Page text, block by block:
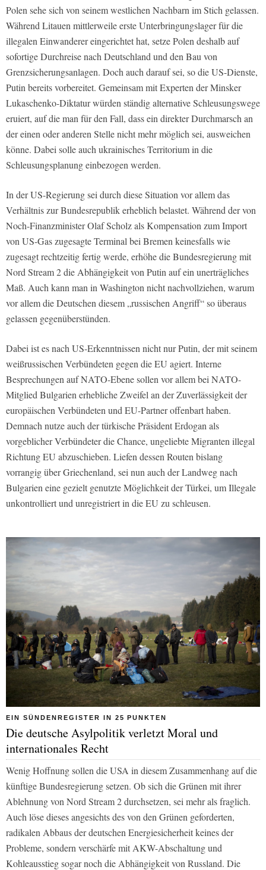
Polen sehe sich von seinem westlichen Nachbarn im Stich gelassen.
Während Litauen mittlerweile erste Unterbringungslager für die
illegalen Einwanderer eingerichtet hat, setze Polen deshalb auf
sofortige Durchreise nach Deutschland und den Bau von
Grenzsicherungsanlagen. Doch auch darauf sei, so die US-Dienste,
Putin bereits vorbereitet. Gemeinsam mit Experten der Minsker
Lukaschenko-Diktatur würden ständig alternative Schleusungswege
eruiert, auf die man für den Fall, dass ein direkter Durchmarsch an
der einen oder anderen Stelle nicht mehr möglich sei, ausweichen
könne. Dabei solle auch ukrainisches Territorium in die
Schleusungsplanung einbezogen werden.
In der US-Regierung sei durch diese Situation vor allem das
Verhältnis zur Bundesrepublik erheblich belastet. Während der von
Noch-Finanzminister Olaf Scholz als Kompensation zum Import
von US-Gas zugesagte Terminal bei Bremen keinesfalls wie
zugesagt rechtzeitig fertig werde, erhöhe die Bundesregierung mit
Nord Stream 2 die Abhängigkeit von Putin auf ein unerträgliches
Maß. Auch kann man in Washington nicht nachvollziehen, warum
vor allem die Deutschen diesem „russischen Angriff“ so überaus
gelassen gegenüberstünden.
Dabei ist es nach US-Erkenntnissen nicht nur Putin, der mit seinem
weißrussischen Verbündeten gegen die EU agiert. Interne
Besprechungen auf NATO-Ebene sollen vor allem bei NATO-
Mitglied Bulgarien erhebliche Zweifel an der Zuverlässigkeit der
europäischen Verbündeten und EU-Partner offenbart haben.
Demnach nutze auch der türkische Präsident Erdogan als
vorgeblicher Verbündeter die Chance, ungeliebte Migranten illegal
Richtung EU abzuschieben. Liefen dessen Routen bislang
vorrangig über Griechenland, sei nun auch der Landweg nach
Bulgarien eine gezielt genutzte Möglichkeit der Türkei, um Illegale
unkontrolliert und unregistriert in die EU zu schleusen.
EIN SÜNDENREGISTER IN 25 PUNKTEN
Die deutsche Asylpolitik verletzt Moral und
internationales Recht
Wenig Hoffnung sollen die USA in diesem Zusammenhang auf die
künftige Bundesregierung setzen. Ob sich die Grünen mit ihrer
Ablehnung von Nord Stream 2 durchsetzen, sei mehr als fraglich.
Auch löse dieses angesichts des von den Grünen geforderten,
radikalen Abbaus der deutschen Energiesicherheit keines der
Probleme, sondern verschärfe mit AKW-Abschaltung und
Kohleausstieg sogar noch die Abhängigkeit von Russland. Die